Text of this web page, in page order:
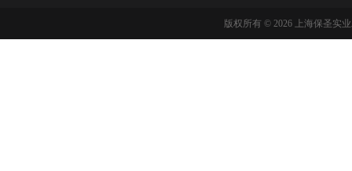
版权所有 © 2026 上海保圣实